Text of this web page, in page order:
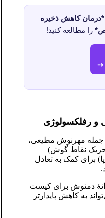
*درمان کاهش ذخیره
را مطالعه کنید!
⇢
و رفلکسولوژی
مهرنوش مطیعی،
(تحریک نقاط گوش)
برای کمک به تعادل
دمنوش برای کیست
به کاهش پایدارتر